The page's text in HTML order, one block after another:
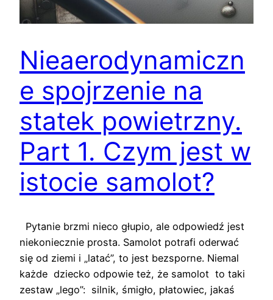
Nieaerodynamiczn
e spojrzenie na
statek powietrzny.
Part 1. Czym jest w
istocie samolot?
Pytanie brzmi nieco głupio, ale odpowiedź jest
niekoniecznie prosta. Samolot potrafi oderwać
się od ziemi i „latać”, to jest bezsporne. Niemal
każde dziecko odpowie też, że samolot to taki
zestaw „lego”: silnik, śmigło, płatowiec, jakaś